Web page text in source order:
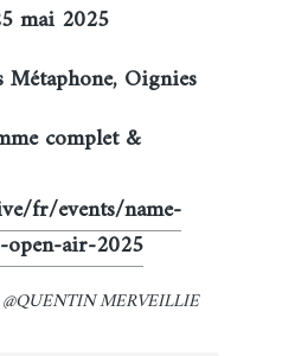
mai 2025
Métaphone, Oignies
complet &
fr/events/name-
air-2025
MERVEILLIE